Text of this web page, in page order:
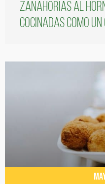
Zanahorias al
cocinadas como